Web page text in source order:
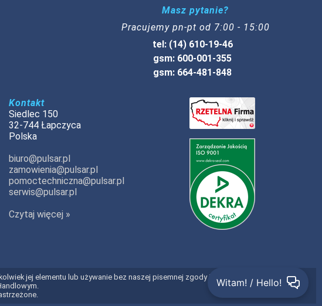
Masz pytanie?
Pracujemy pn-pt od 7:00 - 15:00
tel: (14) 610-19-46
gsm: 600-001-355
gsm: 664-481-848
Kontakt
Siedlec 150
32-744 Łapczyca
Polska
biuro@pulsar.pl
zamowienia@pulsar.pl
pomoctechniczna@pulsar.pl
serwis@pulsar.pl
Czytaj więcej »
jej elementu lub używanie bez naszej pisemnej zgody jest prawnie zabronione.
Witam! / Hello!